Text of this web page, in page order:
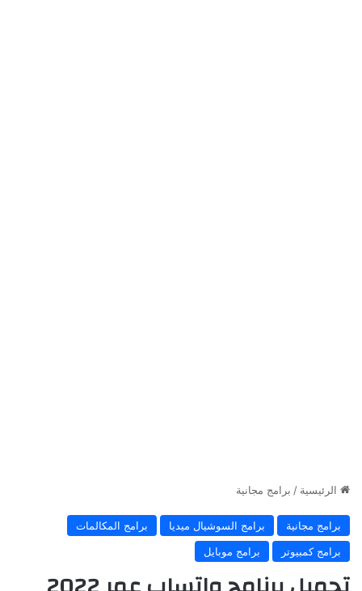
الرئيسية / برامج مجانية
برامج مجانية برامج السوشيال ميديا
برامج المكالمات
برامج كمبيوتر
برامج موبايل